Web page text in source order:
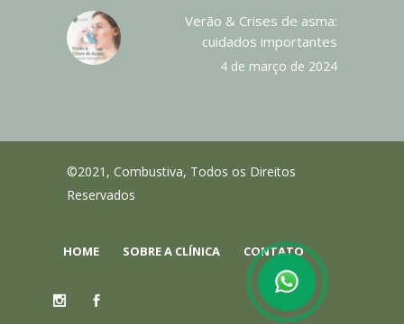
Verão & Crises de asma:
cuidados importantes
4 de março de 2024
©2021, Combustiva, Todos os Direitos
Reservados
HOME SOBRE A CLÍNICA CONTATO